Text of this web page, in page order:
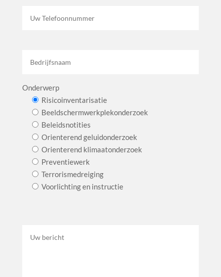
Onderwerp
Risicoinventarisatie
Beeldschermwerkplekonderzoek
Beleidsnotities
Orienterend geluidonderzoek
Orienterend klimaatonderzoek
Preventiewerk
Terrorismedreiging
Voorlichting en instructie